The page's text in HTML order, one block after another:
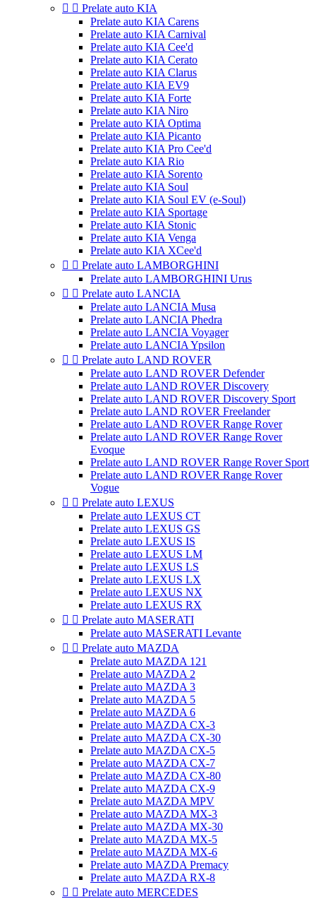
  Prelate auto KIA
Prelate auto KIA Carens
Prelate auto KIA Carnival
Prelate auto KIA Cee'd
Prelate auto KIA Cerato
Prelate auto KIA Clarus
Prelate auto KIA EV9
Prelate auto KIA Forte
Prelate auto KIA Niro
Prelate auto KIA Optima
Prelate auto KIA Picanto
Prelate auto KIA Pro Cee'd
Prelate auto KIA Rio
Prelate auto KIA Sorento
Prelate auto KIA Soul
Prelate auto KIA Soul EV (e-Soul)
Prelate auto KIA Sportage
Prelate auto KIA Stonic
Prelate auto KIA Venga
Prelate auto KIA XCee'd
  Prelate auto LAMBORGHINI
Prelate auto LAMBORGHINI Urus
  Prelate auto LANCIA
Prelate auto LANCIA Musa
Prelate auto LANCIA Phedra
Prelate auto LANCIA Voyager
Prelate auto LANCIA Ypsilon
  Prelate auto LAND ROVER
Prelate auto LAND ROVER Defender
Prelate auto LAND ROVER Discovery
Prelate auto LAND ROVER Discovery Sport
Prelate auto LAND ROVER Freelander
Prelate auto LAND ROVER Range Rover
Prelate auto LAND ROVER Range Rover
Evoque
Prelate auto LAND ROVER Range Rover Sport
Prelate auto LAND ROVER Range Rover
Vogue
  Prelate auto LEXUS
Prelate auto LEXUS CT
Prelate auto LEXUS GS
Prelate auto LEXUS IS
Prelate auto LEXUS LM
Prelate auto LEXUS LS
Prelate auto LEXUS LX
Prelate auto LEXUS NX
Prelate auto LEXUS RX
  Prelate auto MASERATI
Prelate auto MASERATI Levante
  Prelate auto MAZDA
Prelate auto MAZDA 121
Prelate auto MAZDA 2
Prelate auto MAZDA 3
Prelate auto MAZDA 5
Prelate auto MAZDA 6
Prelate auto MAZDA CX-3
Prelate auto MAZDA CX-30
Prelate auto MAZDA CX-5
Prelate auto MAZDA CX-7
Prelate auto MAZDA CX-80
Prelate auto MAZDA CX-9
Prelate auto MAZDA MPV
Prelate auto MAZDA MX-3
Prelate auto MAZDA MX-30
Prelate auto MAZDA MX-5
Prelate auto MAZDA MX-6
Prelate auto MAZDA Premacy
Prelate auto MAZDA RX-8
  Prelate auto MERCEDES